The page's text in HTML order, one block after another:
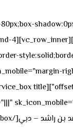
80px;box-